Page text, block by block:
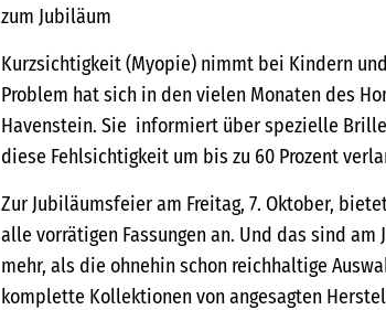
zum Jubiläum
Kurzsichtigkeit (Myopie) nimmt bei Kindern
Problem hat sich in den vielen Monaten des
Havenstein. Sie informiert über spezielle
diese Fehlsichtigkeit um bis zu 60 Prozent
Zur Jubiläumsfeier am Freitag, 7. Oktober,
alle vorrätigen Fassungen an. Und das sind
mehr, als die ohnehin schon reichhaltige
komplette Kollektionen von angesagten